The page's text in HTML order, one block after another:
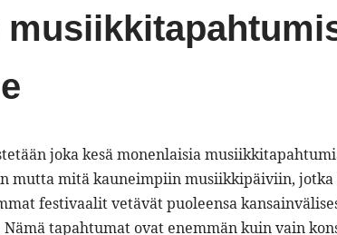
joka kesä monenlaisia
mutta mitä kauneimpiin musiikkipäiviin,
festivaalit vetävät puoleensa
tapahtumat ovat enemmän kuin vain